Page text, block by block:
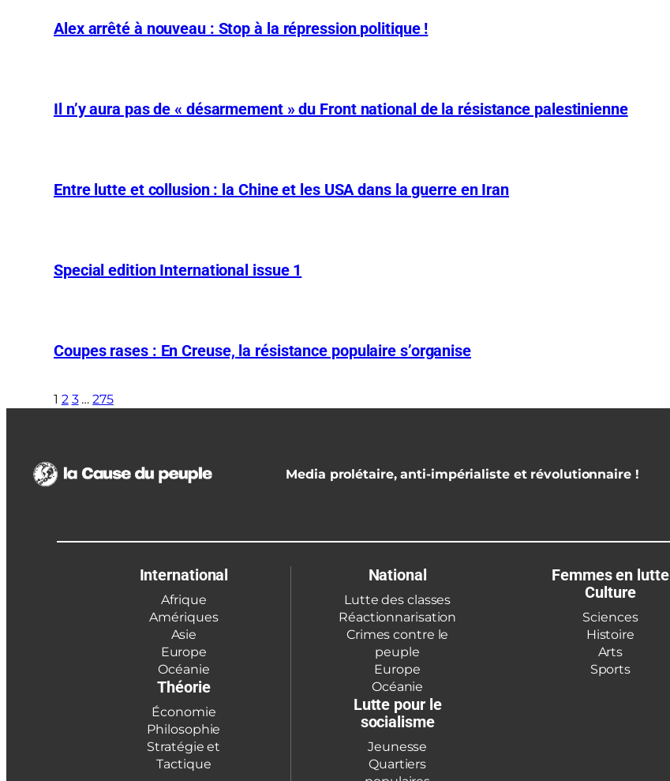
Alex arrêté à nouveau : Stop à la répression politique !
Il n’y aura pas de « désarmement » du Front national de la résistance palestinienne
Entre lutte et collusion : la Chine et les USA dans la guerre en Iran
Special edition International issue 1
Coupes rases : En Creuse, la résistance populaire s’organise
1 2 3 … 275
Media prolétaire, anti-impérialiste et révolutionnaire !
International
Afrique
Amériques
Asie
Europe
Océanie
Théorie
Économie
Philosophie
Stratégie et
Tactique
National
Lutte des classes
Réactionnarisation
Crimes contre le
peuple
Europe
Océanie
Lutte pour le
socialisme
Jeunesse
Quartiers
Femmes en lutte
Culture
Sciences
Histoire
Arts
Sports